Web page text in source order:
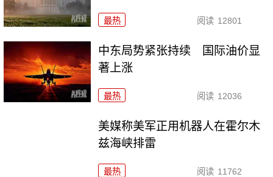
最热 阅读 12801
中东局势紧张持续 国际油价显
著上涨
最热 阅读 12036
美媒称美军正用机器人在霍尔木
兹海峡排雷
最热 阅读 11762